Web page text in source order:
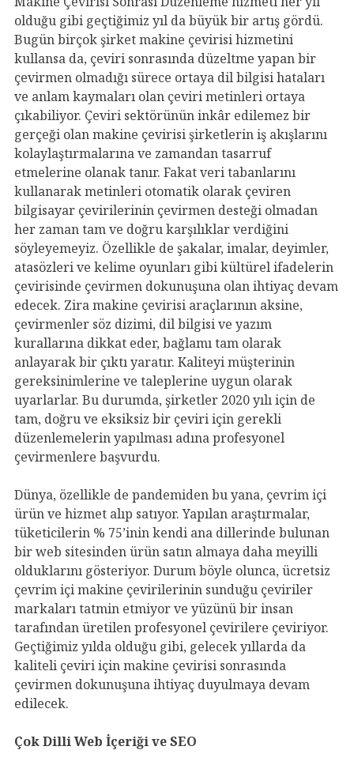
olduğu gibi geçtiğimiz yıl da büyük bir artış gördü.
Bugün birçok şirket makine çevirisi hizmetini
kullansa da, çeviri sonrasında düzeltme yapan bir
çevirmen olmadığı sürece ortaya dil bilgisi hataları
ve anlam kaymaları olan çeviri metinleri ortaya
çıkabiliyor. Çeviri sektörünün inkâr edilemez bir
gerçeği olan makine çevirisi şirketlerin iş akışlarını
kolaylaştırmalarına ve zamandan tasarruf
etmelerine olanak tanır. Fakat veri tabanlarını
kullanarak metinleri otomatik olarak çeviren
bilgisayar çevirilerinin çevirmen desteği olmadan
her zaman tam ve doğru karşılıklar verdiğini
söyleyemeyiz. Özellikle de şakalar, imalar, deyimler,
atasözleri ve kelime oyunları gibi kültürel ifadelerin
çevirisinde çevirmen dokunuşuna olan ihtiyaç devam
edecek. Zira makine çevirisi araçlarının aksine,
çevirmenler söz dizimi, dil bilgisi ve yazım
kurallarına dikkat eder, bağlamı tam olarak
anlayarak bir çıktı yaratır. Kaliteyi müşterinin
gereksinimlerine ve taleplerine uygun olarak
uyarlarlar. Bu durumda, şirketler 2020 yılı için de
tam, doğru ve eksiksiz bir çeviri için gerekli
düzenlemelerin yapılması adına profesyonel
çevirmenlere başvurdu.
Dünya, özellikle de pandemiden bu yana, çevrim içi
ürün ve hizmet alıp satıyor. Yapılan araştırmalar,
tüketicilerin % 75’inin kendi ana dillerinde bulunan
bir web sitesinden ürün satın almaya daha meyilli
olduklarını gösteriyor. Durum böyle olunca, ücretsiz
çevrim içi makine çevirilerinin sunduğu çeviriler
markaları tatmin etmiyor ve yüzünü bir insan
tarafından üretilen profesyonel çevirilere çeviriyor.
Geçtiğimiz yılda olduğu gibi, gelecek yıllarda da
kaliteli çeviri için makine çevirisi sonrasında
çevirmen dokunuşuna ihtiyaç duyulmaya devam
edilecek.
Çok Dilli Web İçeriği ve SEO